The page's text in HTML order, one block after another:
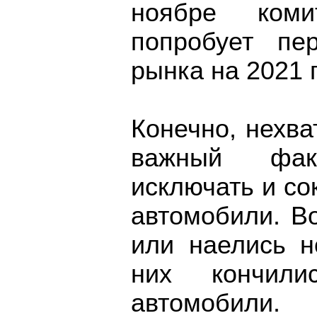
ноябре
попробует
рынка на 2021
Конечно,
важный
исключать и
автомобили.
или наелись
них
автомобили.